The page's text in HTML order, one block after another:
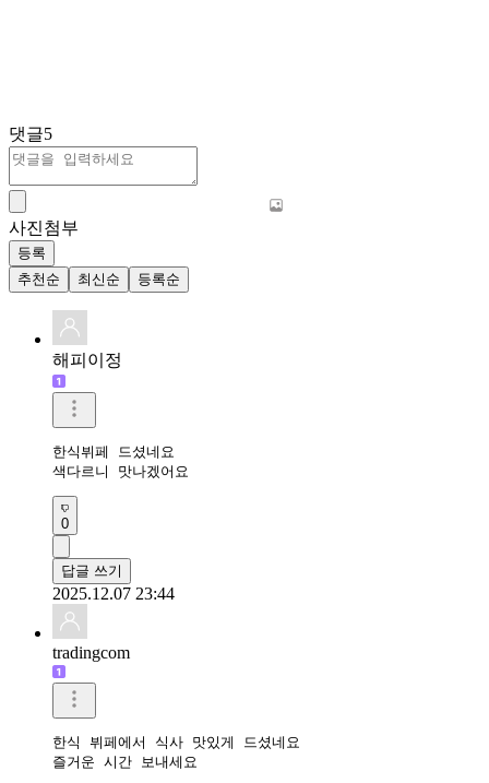
댓글5
사진첨부
등록
추천순
최신순 등록순
해피이정
한식뷔페 드셨네요
색다르니 맛나겠어요
0
답글 쓰기
2025.12.07 23:44
tradingcom
한식 뷔페에서 식사 맛있게 드셨네요
즐거운 시간 보내세요